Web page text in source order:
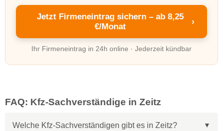
Jetzt Firmeneintrag sichern – ab 8,25
€/Monat
›
Ihr Firmeneintrag in 24h online · Jederzeit kündbar
FAQ: Kfz-Sachverständige in Zeitz
Welche Kfz-Sachverständigen gibt es in Zeitz?